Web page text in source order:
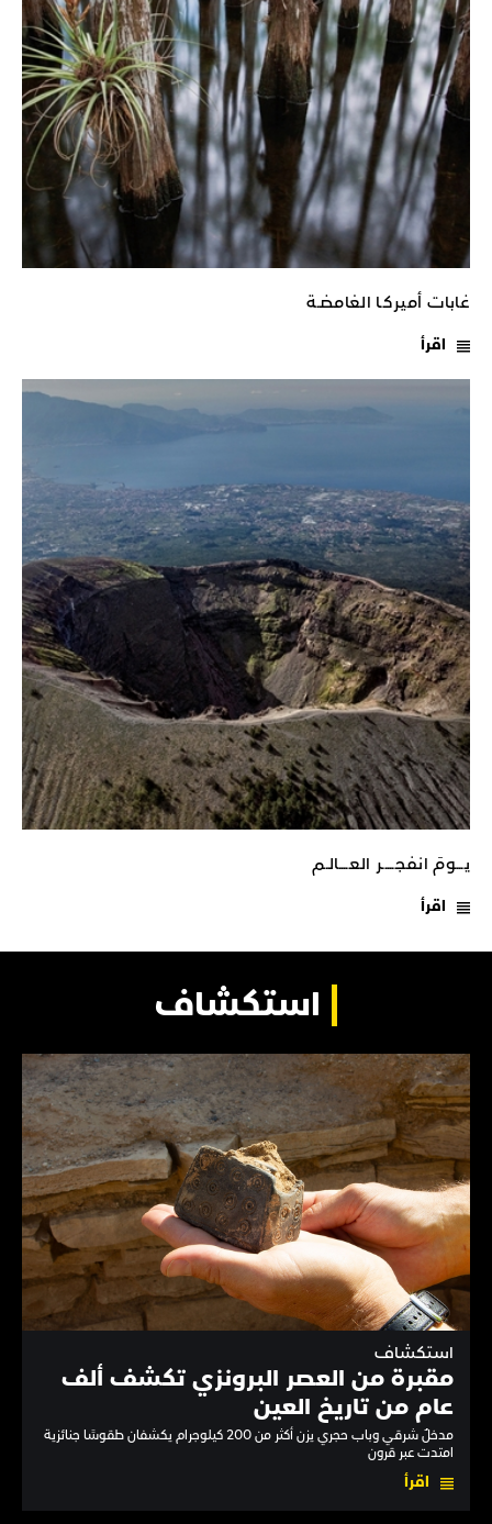
غابات أميركـا الغامضـة
اقرأ
يـــومَ انفجـــــر العــــالـم
اقرأ
استكشاف
استكشاف
مقبرة من العصر البرونزي تكشف ألف
عام من تاريخ العين
مدخلٌ شرقي وباب حجري يزن أكثر من 200 كيلوجرام يكشفان طقوسًا جنائزية
امتدت عبر قرون
اقرأ